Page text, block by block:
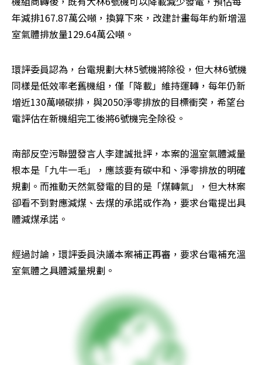
年減排167.87萬公噸，換算下來，改建計畫每年約新增溫
室氣體排放量129.64萬公噸。
環評委員認為，台電規劃大林5號機將除役，但大林6號機
同樣是低效率老舊機組，僅「降載」維持運轉，每年仍新
增近130萬噸碳排，與2050淨零排放的目標衝突，希望台
電評估在新機組完工後將6號機完全除役。
南部反空污聯盟發言人李建誠批評，本案的溫室氣體減量
根本是「九牛一毛」，應該要有碳中和、淨零排放的明確
規劃。而推動天然氣發電的目的是「煤轉氣」，但大林案
卻看不到對應減煤、去煤的承諾或作為，要求台電提出具
體減煤承諾。
經過討論，環評委員決議本案補正再審，要求台電補充溫
室氣體之具體減量規劃。